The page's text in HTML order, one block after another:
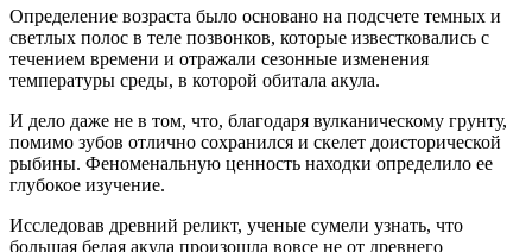
Определение возраста было основано на подсчете темных и
светлых полос в теле позвонков, которые известковались с
течением времени и отражали сезонные изменения
температуры среды, в которой обитала акула.
И дело даже не в том, что, благодаря вулканическому грунту,
помимо зубов отлично сохранился и скелет доисторической
рыбины. Феноменальную ценность находки определило ее
глубокое изучение.
Исследовав древний реликт, ученые сумели узнать, что
большая белая акула произошла вовсе не от древнего